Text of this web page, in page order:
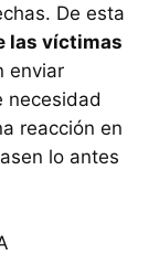
De esta
las víctimas
enviar
necesidad
reacción en
lo antes